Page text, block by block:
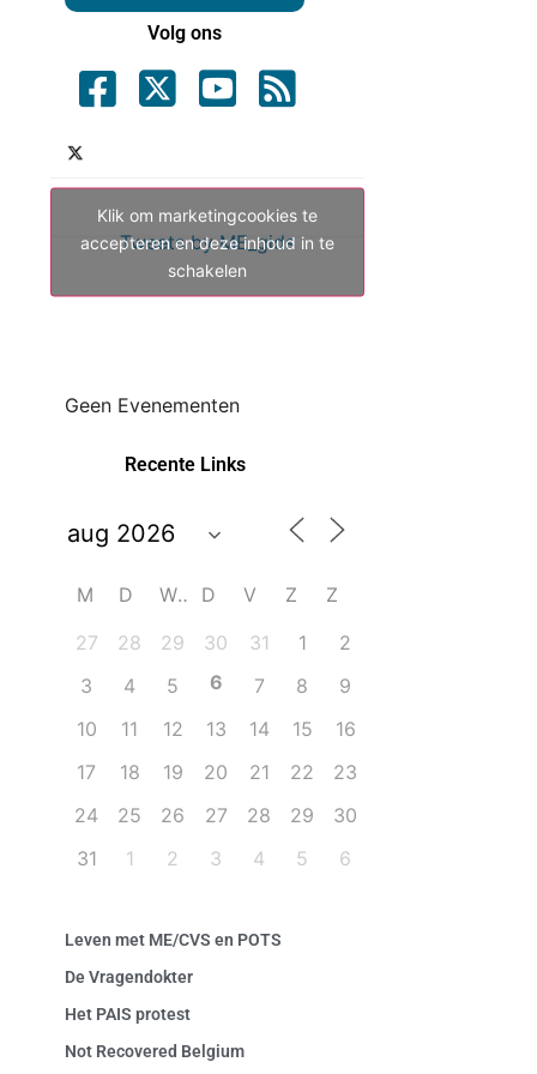
Volg ons
Tweets by ME_gids
Klik om marketingcookies te
accepteren en deze inhoud in te
schakelen
Geen Evenementen
Recente Links
M D W D V Z
Z
27
28 29 30 31 1
2
3
4 5 6 7 8
9
10
11 12 13 14 15
16
17
18 19 20 21 22
23
24
25 26 27 28 29
30
31
1 2 3 4 5 6
Leven met ME/CVS en POTS
De Vragendokter
Het PAIS protest
Not Recovered Belgium